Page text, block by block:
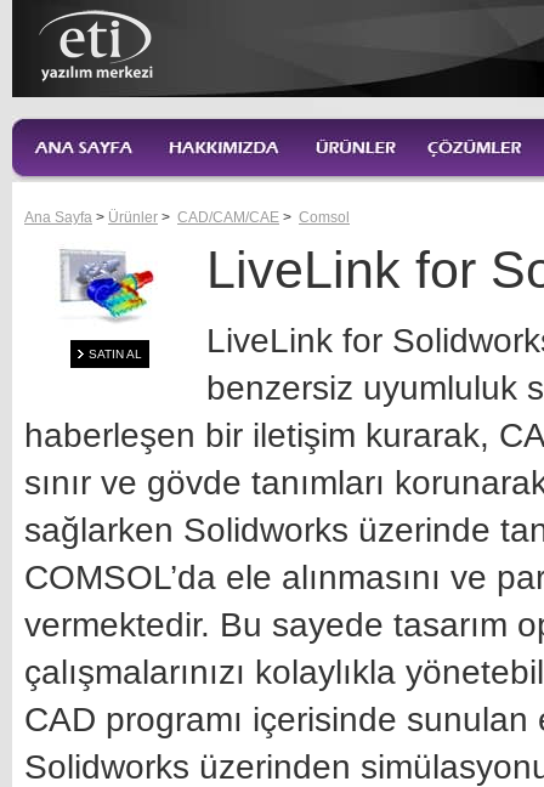
Ana Sayfa > Ürünler > CAD/CAM/CAE > Comsol
SATIN AL
LiveLink for
LiveLink for
benzersiz uyumluluk
haberleşen bir iletişim kurarak,
sınır ve gövde tanımları
sağlarken Solidworks üzerinde
COMSOL’da ele alınmasını ve
vermektedir. Bu sayede tasarım
çalışmalarınızı kolaylıkla
CAD programı içerisinde
Solidworks üzerinden